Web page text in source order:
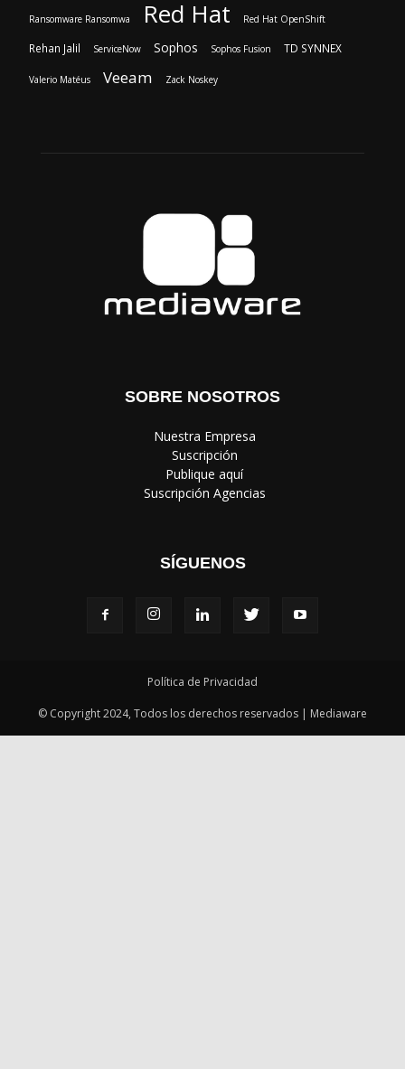
Ransomware Ransomwa Red Hat Red Hat OpenShift
Rehan Jalil ServiceNow Sophos Sophos Fusion TD SYNNEX
Valerio Matéus Veeam Zack Noskey
SOBRE NOSOTROS
‎ Nuestra Empresa
‎ Suscripción
‎ Publique aquí
‎ Suscripción Agencias
SÍGUENOS
Política de Privacidad
© Copyright 2024, Todos los derechos reservados | Mediaware